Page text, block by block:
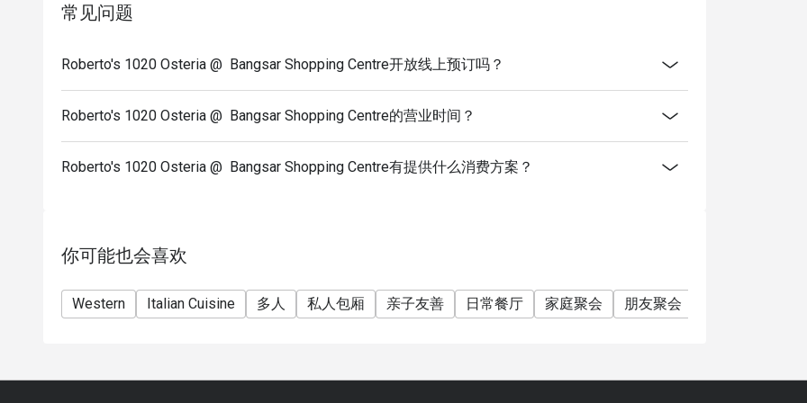
常见问题
Roberto's 1020 Osteria @ Bangsar Shopping Centre开放线上预订吗？
Roberto's 1020 Osteria @ Bangsar Shopping Centre的营业时间？
Roberto's 1020 Osteria @ Bangsar Shopping Centre有提供什么消费方案？
你可能也会喜欢
Western Italian Cuisine 多人 私人包厢 亲子友善 日常餐厅 家庭聚会 朋友聚会